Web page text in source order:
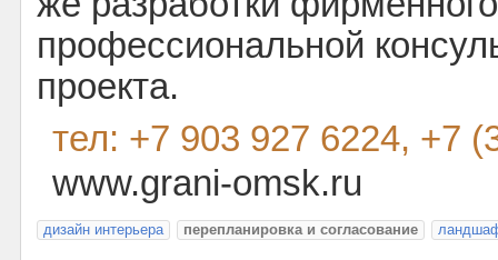
профессиональной
проекта.
тел: +7 903 927 6224, +7
www.grani-omsk.ru
дизайн интерьера перепланировка и согласование